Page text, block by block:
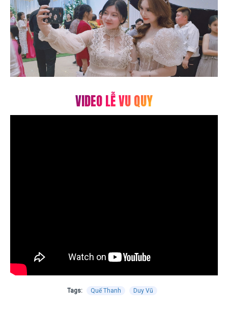
VIDEO LỄ VU QUY
Tags: Quế Thanh Duy Vũ